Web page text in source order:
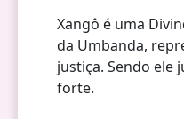
Xangô é uma
da Umbanda,
justiça. Sendo ele
forte.